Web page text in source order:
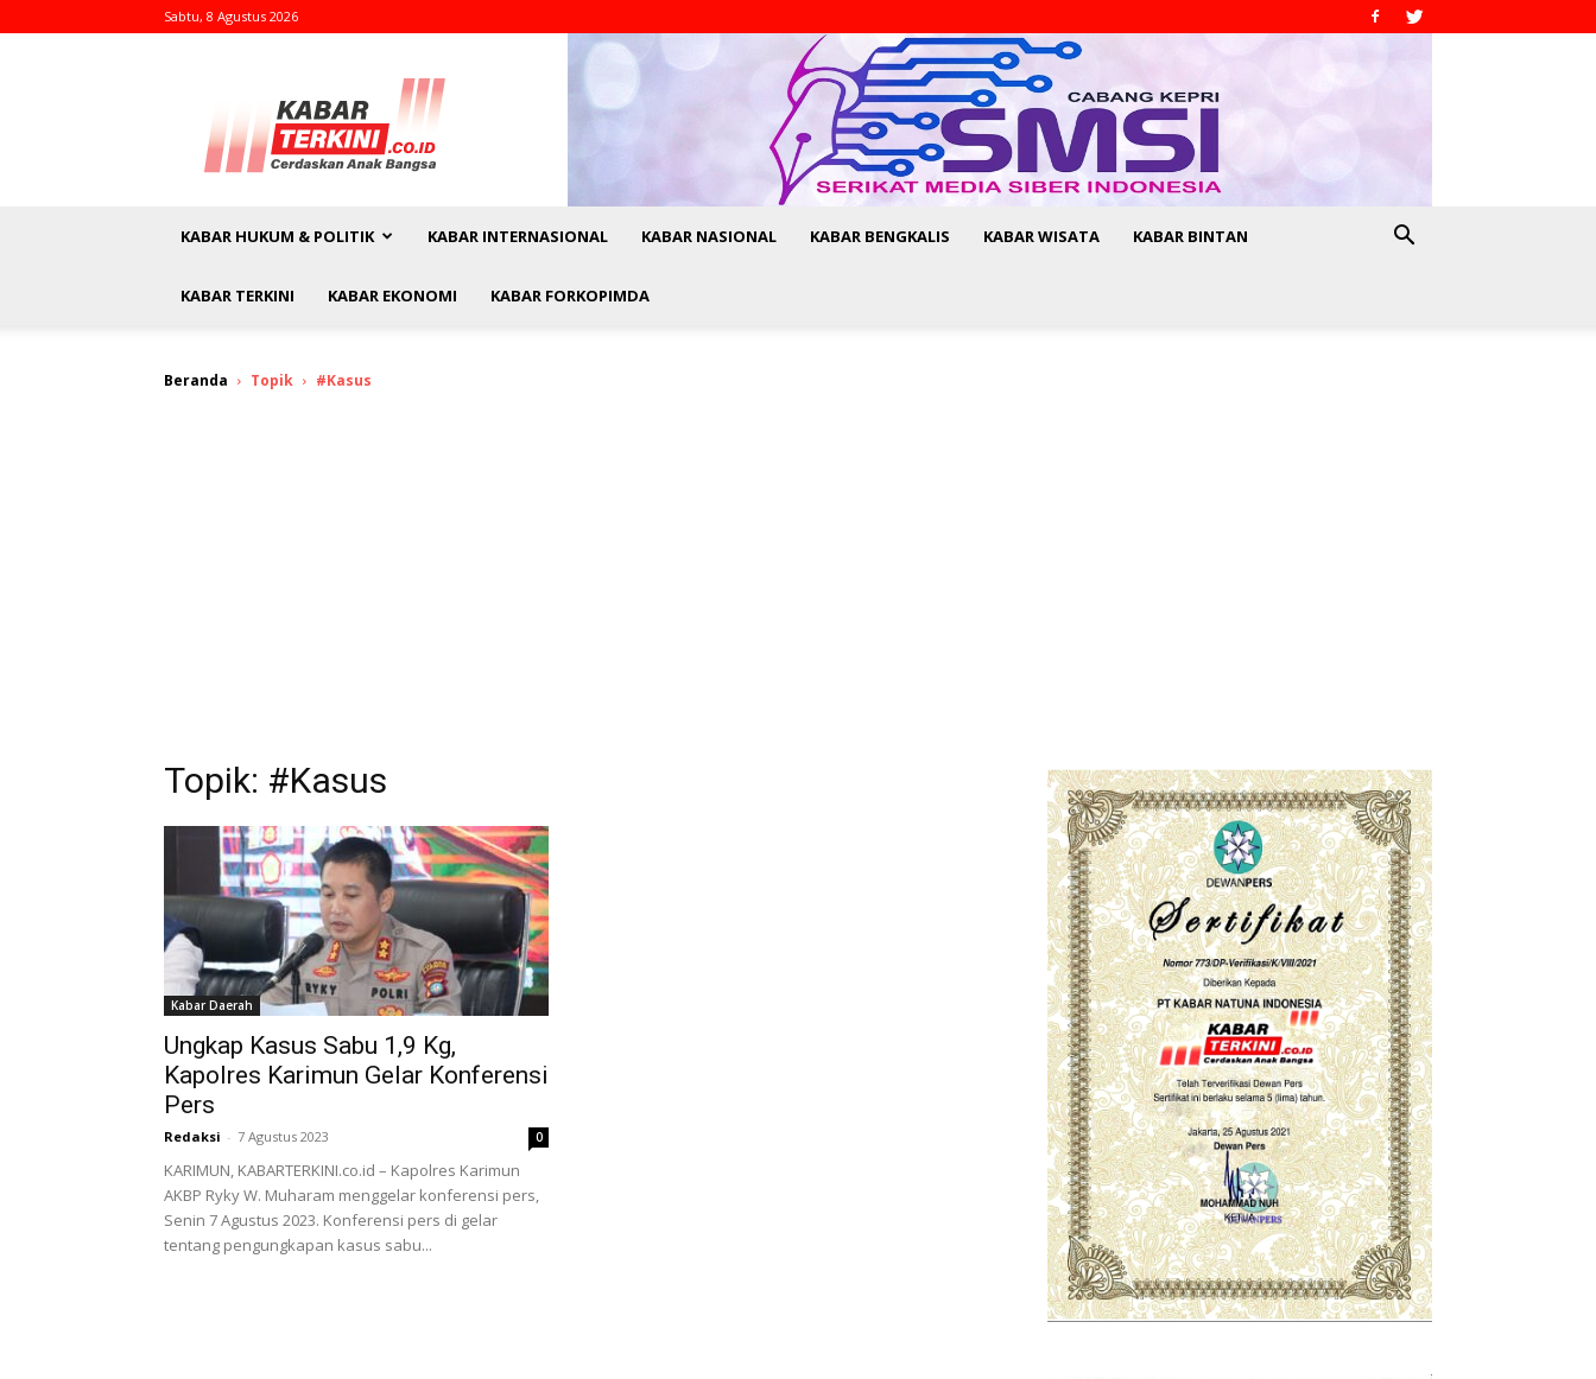
Sabtu, 8 Agustus 2026
kabarterkini.co.id
KABAR HUKUM & POLITIK KABAR INTERNASIONAL KABAR NASIONAL KABAR BENGKALIS KABAR WISATA KABAR BINTAN
KABAR TERKINI KABAR EKONOMI KABAR FORKOPIMDA
Beranda Topik #Kasus
Topik: #Kasus
Kabar Daerah
Ungkap Kasus Sabu 1,9 Kg,
Kapolres Karimun Gelar Konferensi
Pers
Redaksi - 7 Agustus 2023 0
KARIMUN, KABARTERKINI.co.id – Kapolres Karimun
AKBP Ryky W. Muharam menggelar konferensi pers,
Senin 7 Agustus 2023. Konferensi pers di gelar
tentang pengungkapan kasus sabu...